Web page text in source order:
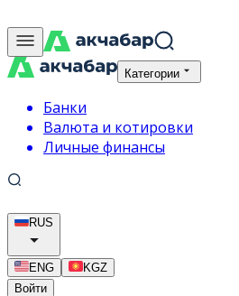
Категории
Банки
Валюта и котировки
Личные финансы
RUS
ENG
KGZ
Войти